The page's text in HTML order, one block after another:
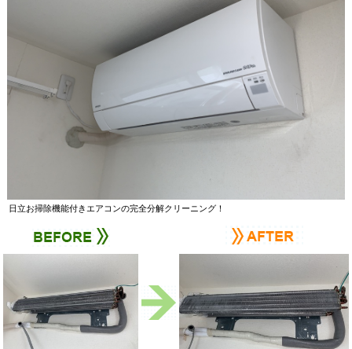
日立お掃除機能付きエアコンの完全分解クリーニング！